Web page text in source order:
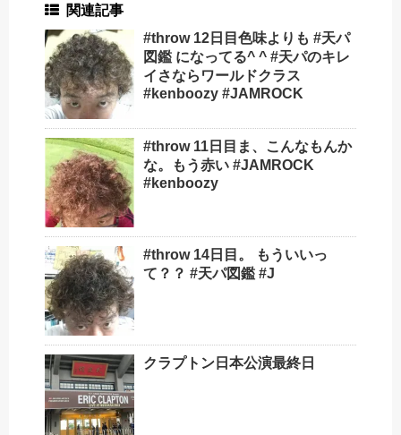
関連記事
#throw 12日目色味よりも #天パ
図鑑 になってる^ ^ #天パのキレ
イさならワールドクラス
#kenboozy #JAMROCK
#throw 11日目ま、こんなもんか
な。もう赤い #JAMROCK
#kenboozy
#throw 14日目。 もういいっ
て？？ #天パ図鑑 #J
クラプトン日本公演最終日